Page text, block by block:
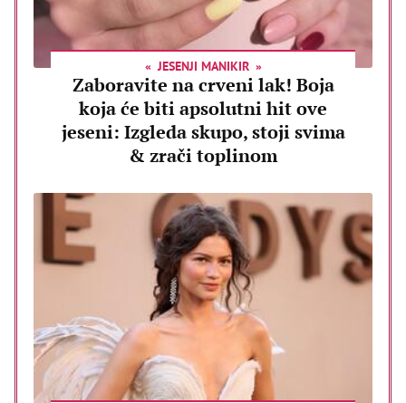
JESENJI MANIKIR
Zaboravite na crveni lak! Boja
koja će biti apsolutni hit ove
jeseni: Izgleda skupo, stoji svima
& zrači toplinom